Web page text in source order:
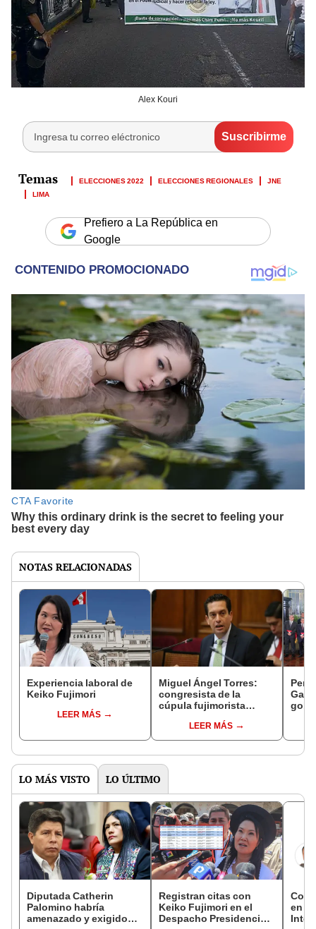
Alex Kouri
ELECCIONES 2022 ELECCIONES REGIONALES
JNE
LIMA
Prefiero a La República en
Google
NOTAS RELACIONADAS
Experiencia laboral de
Keiko Fujimori
LEER MÁS
Miguel Ángel Torres:
congresista de la
cúpula fujimorista
del SenadoLEER MÁS
LO MÁS VISTO LO ÚLTIMO
Diputada Catherin
Palomino habría
amenazado y exigido
Registran citas con
Keiko Fujimori en el
Despacho Presidencial
en